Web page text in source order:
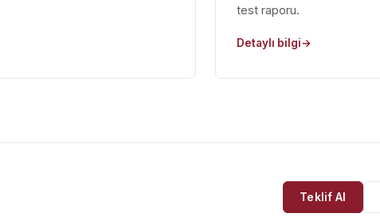
test raporu.
Detaylı bilgi
Teklif Al